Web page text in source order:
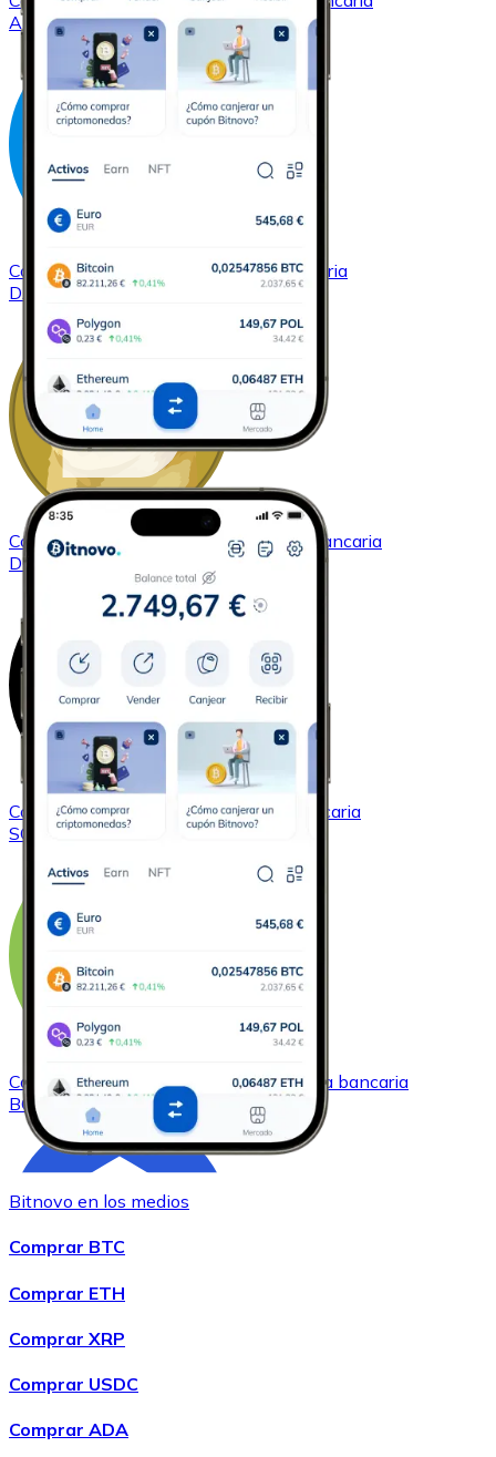
ADA
ComprarDash
con transferencia bancaria
DASH
ComprarDogecoincon transferencia bancaria
DOGE
ComprarSolana
con transferencia bancaria
SOL
ComprarBitcoin Cashcon transferencia bancaria
BCH
ComprarChainlink
LINK
Bitnovo en los medios
Comprar BTC
Comprar ETH
Comprar XRP
Comprar USDC
Comprar ADA